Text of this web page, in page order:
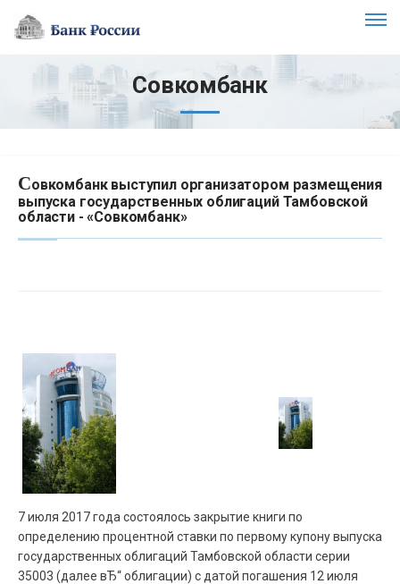
Совкомбанк
Совкомбанк выступил организатором размещения
выпуска государственных облигаций Тамбовской
области - «Совкомбанк»
7 июля 2017 года состоялось закрытие книги по
определению процентной ставки по первому купону выпуска
государственных облигаций Тамбовской области серии
35003 (далее вЂ“ облигации) с датой погашения 12 июля